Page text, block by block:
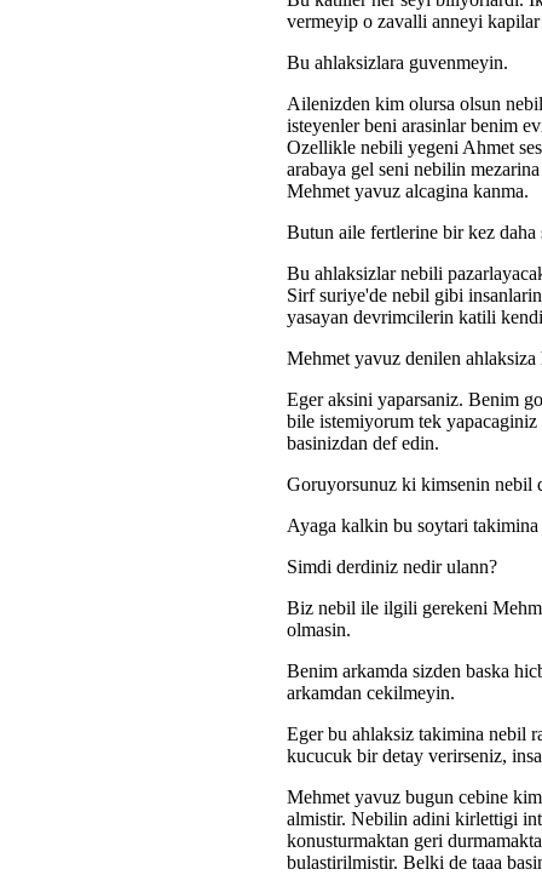
vermeyip o zavalli anneyi
Bu ahlaksizlara guvenmeyin.
Ailenizden kim olursa olsun
isteyenler beni arasinlar benim
Ozellikle nebili yegeni Ahmet
arabaya gel seni nebilin
Mehmet yavuz alcagina kanma.
Butun aile fertlerine bir kez daha
Bu ahlaksizlar nebili
Sirf suriye'de nebil gibi
yasayan devrimcilerin katili
Mehmet yavuz denilen
Eger aksini yaparsaniz. Benim
bile istemiyorum tek
basinizdan def edin.
Goruyorsunuz ki kimsenin nebil
Ayaga kalkin bu soytari
Simdi derdiniz nedir ulann?
Biz nebil ile ilgili gerekeni
olmasin.
Benim arkamda sizden baska
arkamdan cekilmeyin.
Eger bu ahlaksiz takimina nebil
kucucuk bir detay verirseniz,
Mehmet yavuz bugun cebine
almistir. Nebilin adini kirlettigi
konusturmaktan geri
bulastirilmistir. Belki de taaa